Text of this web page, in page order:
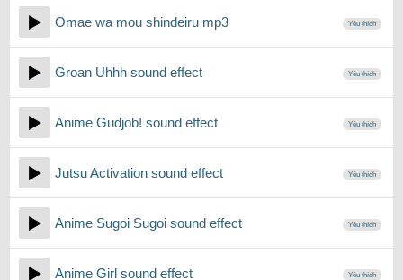
Omae wa mou shindeiru mp3 Yêu thích
Groan Uhhh sound effect Yêu thích
Anime Gudjob! sound effect Yêu thích
Jutsu Activation sound effect Yêu thích
Anime Sugoi Sugoi sound effect Yêu thích
Anime Girl sound effect Yêu thích